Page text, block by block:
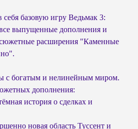
себя базовую игру Ведьмак 3:
выпущенные дополнения и
расширения "Каменные
с богатым и нелинейным миром.
дополнения:
история о сделках и
новая область Туссент и